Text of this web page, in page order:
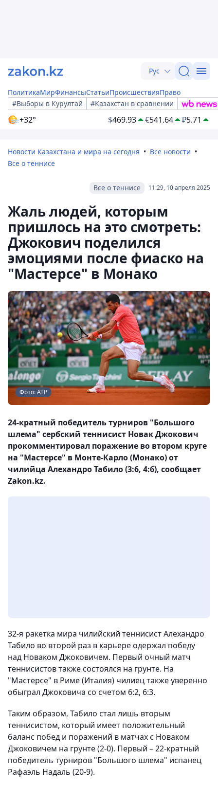
Рус
ПолитикаМирФинансыСтатьиПроисшествияПраво
#Выборы в Курултай
#Казахстан в сравнении
+32° $469.93 €541.64 ₽5.71
Новости Казахстана и мира на сегодня
Все новости
Все о теннисе
11:29, 10 апреля 2025
Все о теннисе
Жаль людей, которым
пришлось на это смотреть:
Джокович поделился
эмоциями после фиаско на
"Мастерсе" в Монако
Фото: АТР
24-кратный победитель турниров "Большого
шлема" сербский теннисист Новак Джокович
прокомментировал поражение во втором круге
на "Мастерсе" в Монте-Карло (Монако) от
чилийца Алехандро Табило (3:6, 4:6), сообщает
Zakon.kz.
32-я ракетка мира чилийский теннисист Алехандро
Табило во второй раз в карьере одержал победу
над Новаком Джоковичем. Первый очный матч
теннисистов также состоялся на грунте. На
"Мастерсе" в Риме (Италия) чилиец также уверенно
обыграл Джоковича со счетом 6:2, 6:3.
Таким образом, Табило стал лишь вторым
теннисистом, который имеет положительный
баланс побед и поражений в матчах с Новаком
Джоковичем на грунте (2-0). Первый – 22-кратный
победитель турниров "Большого шлема" испанец
Рафаэль Надаль (20-9).